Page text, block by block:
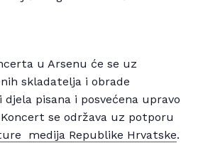
u Arsenu će se uz
skladatelja i obrade
djela pisana i posvećena upravo
se održava uz potporu
medija Republike Hrvatske.